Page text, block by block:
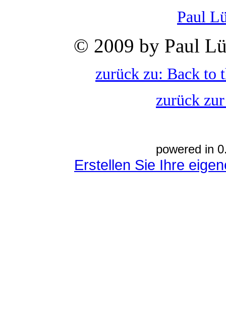
Paul
© 2009 by Paul
zurück zu: Back to
zurück
powered in
Erstellen Sie Ihre